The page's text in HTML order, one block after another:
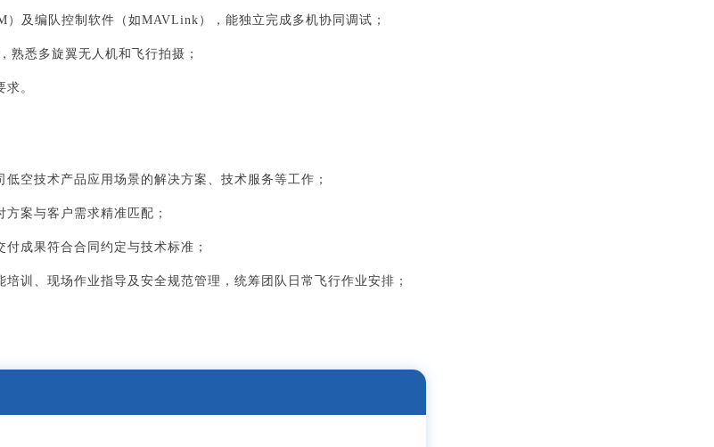
）及编队控制软件（如MAVLink ），能独立完成多机协 同调试；
熟悉多旋翼无人机和飞行拍摄；
。
低空技术产品应用场景的解决方案、技术服务等工作；
方案与客 户需求精准匹配；
付成果符合合同约定与技术标准；
培训、现场作业指导及安全规范管理，统筹团队日常飞行作业安排；